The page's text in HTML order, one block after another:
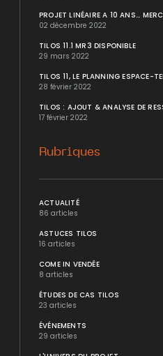
PROJET LINÉAIRE A 10 ANS...
02 décembre 2022
TILOS 11.1 MR3 DISPONIBLE
29 mars 2022
TILOS 11, LE PLANNING ESPACE-
28 février 2022
TILOS : AJOUT & ANALYSE DE
17 février 2022
Rubriques
ACTUALITÉ
86 articles
ASTUCES TILOS
16 articles
COME IN VENDÉE
8 articles
ÉTUDES DE CAS TILOS
23 articles
ÉVÉNEMENTS
29 articles